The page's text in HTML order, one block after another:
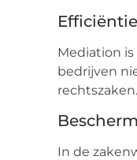
Mediation
bedrijven
rechtszaken.
In de